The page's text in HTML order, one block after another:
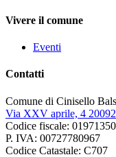
Vivere il comune
Eventi
Contatti
Comune di Cinisello
Via XXV aprile, 4
Codice fiscale:
P. IVA: 00727780967
Codice Catastale: C707